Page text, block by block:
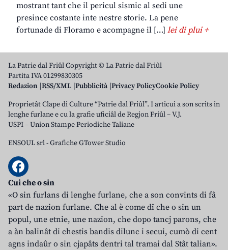
mostrant tant che il pericul sismic al sedi une
presince costante inte nestre storie. La pene
fortunade di Floramo e acompagne il […] lei di plui +
La Patrie dal Friûl Copyright © La Patrie dal Friûl
Partita IVA 01299830305
Redazion RSS/XML Pubblicità Privacy PolicyCookie Policy
Proprietât Clape di Culture “Patrie dal Friûl”. I articui a son scrits in
lenghe furlane e cu la grafie uficiâl de Regjon Friûl – V.J.
USPI – Union Stampe Periodiche Taliane
ENSOUL srl-Grafiche GTower Studio
Cui che o sin
«O sin furlans di lenghe furlane, che a son convints di fâ
part de nazion furlane. Che al è come dî che o sin un
popul, une etnie, une nazion, che dopo tancj parons, che
a àn balinât di chestis bandis dilunc i secui, cumò di cent
agns indaûr o sin cjapâts dentri tal tramai dal Stât talian».